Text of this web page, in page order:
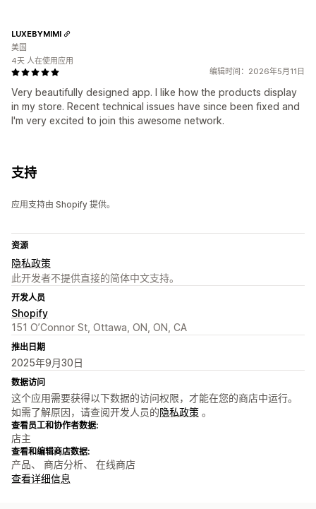
编辑时间：2026年5月11日
Very beautifully designed app. I like how the products display
in my store. Recent technical issues have since been fixed and
I'm very excited to join this awesome network.
LUXEBYMIMI
美国
4天 人在使用应用
支持
应用支持由 Shopify 提供。
资源
隐私政策
此开发者不提供直接的简体中文支持。
开发人员
Shopify
151 O’Connor St, Ottawa, ON, ON, CA
推出日期
2025年9月30日
数据访问
这个应用需要获得以下数据的访问权限，才能在您的商店中运行。
如需了解原因，请查阅开发人员的隐私政策 。
查看员工和协作者数据:
店主
查看和编辑商店数据:
产品、 商店分析、 在线商店
查看详细信息